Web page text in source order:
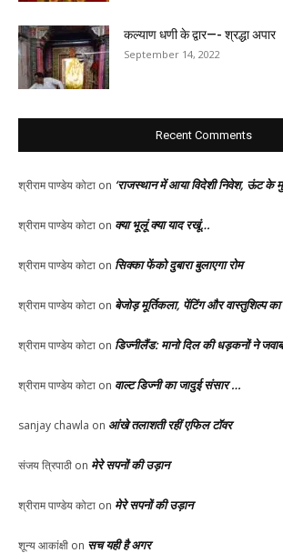
कल्याण धणी के द्वार—- श्रद्धा अपार
September 14, 2022
Recent Comments
श्रीराम पाण्डेय कोटा on ‘राजस्थान में आया विदेशी निवेश, ऊंट के
श्रीराम पाण्डेय कोटा on क्या भूलूं क्या याद रखूं…
श्रीराम पाण्डेय कोटा on सिक्का फेंको दुबारा बुलाएगा रोम
श्रीराम पाण्डेय कोटा on बेजोड़ मूर्तिकला, पेंटिंग और वास्तुशिल्प
श्रीराम पाण्डेय कोटा on डिज्नीलैंड: मानो दिल की धड़कनों ने
श्रीराम पाण्डेय कोटा on वाल्ट डिज्नी का जादुई संसार …
sanjay chawla on आंखे तलाशती रहीं एफिल टॉवर
संजय त्रिपाठी on मेरे सपनों की उड़ान
श्रीराम पाण्डेय कोटा on मेरे सपनों की उड़ान
शून्य आकांक्षी on सच यही है अगर